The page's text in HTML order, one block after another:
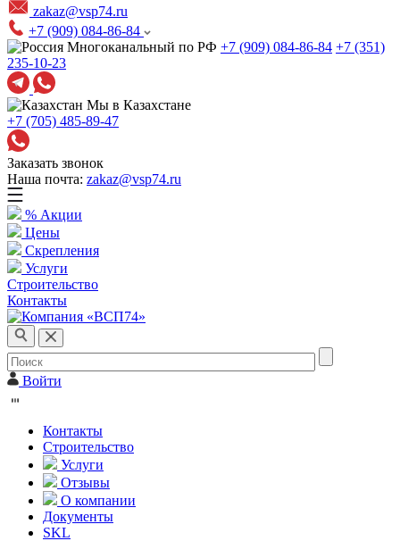
zakaz@vsp74.ru
+7 (909) 084-86-84
Многоканальный по РФ +7 (909) 084-86-84 +7 (351)
235-10-23
Мы в Казахстане
+7 (705) 485-89-47
Заказать звонок
Наша почта: zakaz@vsp74.ru
% Акции
Цены
Скрепления
Услуги
Строительство
Контакты
Войти
Контакты
Строительство
Услуги
Отзывы
О компании
Документы
SKL